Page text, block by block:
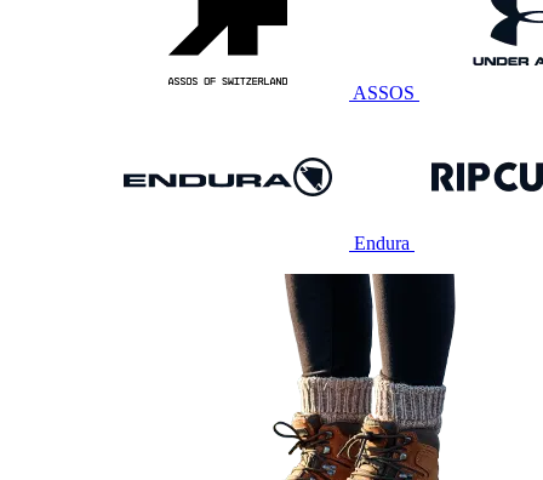
ASSOS
Endura